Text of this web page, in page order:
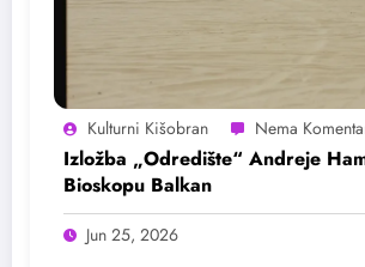
Kulturni Kišobran
Izložba „Odredište“ Andreje
Bioskopu Balkan
Jun 25, 2026